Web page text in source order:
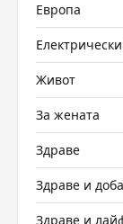
Европа
Живот
За жената
Здраве
Здраве и
Здраве и